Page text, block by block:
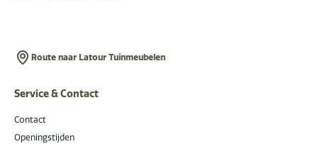
Route naar Latour Tuinmeubelen
Service & Contact
Contact
Openingstijden